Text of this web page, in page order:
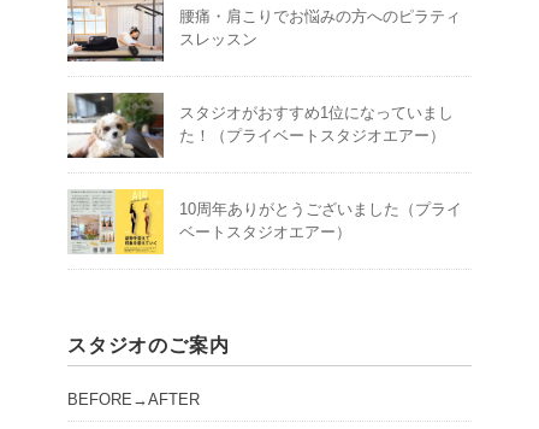
腰痛・肩こりでお悩みの方へのピラティ
スレッスン
スタジオがおすすめ1位になっていまし
た！（プライベートスタジオエアー）
10周年ありがとうございました（プライ
ベートスタジオエアー）
スタジオのご案内
BEFORE→AFTER